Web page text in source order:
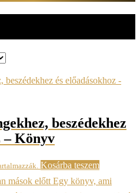
beszédekhez
– Könyv
Kosárba teszem